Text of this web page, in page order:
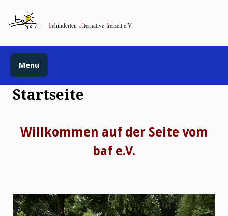
Menu
Startseite
Willkommen auf der Seite vom
baf e.V.